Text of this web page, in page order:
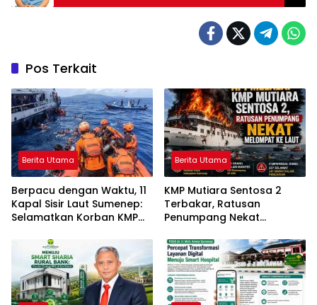
Pos Terkait
Berita Utama
Berpacu dengan Waktu, 11
Kapal Sisir Laut Sumenep:
Selamatkan Korban KMP
Berita Utama
KMP Mutiara Sentosa 2
Terbakar, Ratusan
Penumpang Nekat